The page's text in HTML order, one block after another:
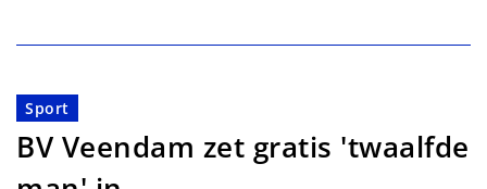
Sport
BV Veendam zet gratis 'twaalfde